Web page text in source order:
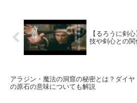
【るろうに剣
技や剣心との
アラジン・魔法の洞窟の秘密とは？ダイヤ
の原石の意味についても解説